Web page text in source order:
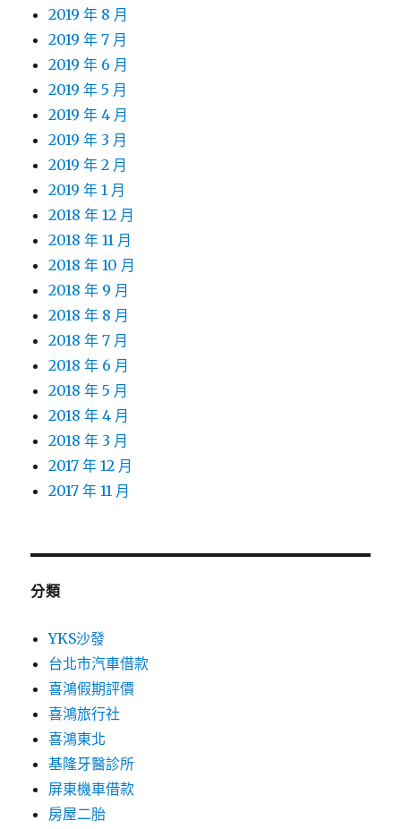
2019 年 8 月
2019 年 7 月
2019 年 6 月
2019 年 5 月
2019 年 4 月
2019 年 3 月
2019 年 2 月
2019 年 1 月
2018 年 12 月
2018 年 11 月
2018 年 10 月
2018 年 9 月
2018 年 8 月
2018 年 7 月
2018 年 6 月
2018 年 5 月
2018 年 4 月
2018 年 3 月
2017 年 12 月
2017 年 11 月
分類
YKS沙發
台北市汽車借款
喜鴻假期評價
喜鴻旅行社
喜鴻東北
基隆牙醫診所
屏東機車借款
房屋二胎